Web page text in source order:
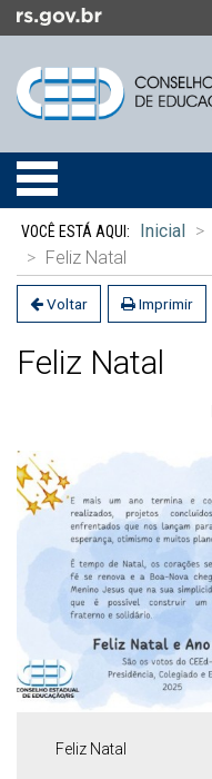
para
conteúdo
menu
para
busca
Alterna
a
navegação
Início
conteúdo
Inicial
Feliz Natal
Voltar Imprimir
Feliz Natal
Feliz Natal